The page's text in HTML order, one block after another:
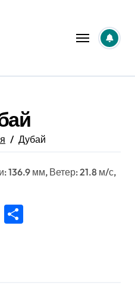
Дубай
136.9 мм, Ветер: 21.8 м/с,
Odnoklassniki